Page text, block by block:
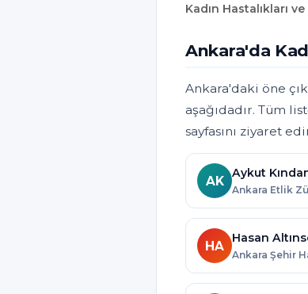
Kadın Hastalıkları
Ankara'da
Ankara'daki öne
aşağıdadır. Tüm
sayfasını ziyaret
AK
Aykut
HA
Hasan
Ankara Şehir